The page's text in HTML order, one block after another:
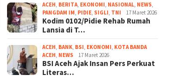
ACEH BERITA EKONOMI NASIONAL NEWS
PANGDAM IM PIDIE SIGLI TNI 17 Maret 2026
Kodim 0102/Pidie Rehab Rumah
Lansia di T…
ACEH BANK BSI EKONOMI KOTA BANDA
ACEH NEWS 17 Maret 2026
BSI Aceh Ajak Insan Pers Perkuat
Literas…